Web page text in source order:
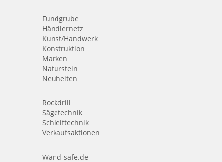
Fundgrube
Händlernetz
Kunst/Handwerk
Konstruktion
Marken
Naturstein
Neuheiten
Rockdrill
Sägetechnik
Schleiftechnik
Verkaufsaktionen
Wand-safe.de